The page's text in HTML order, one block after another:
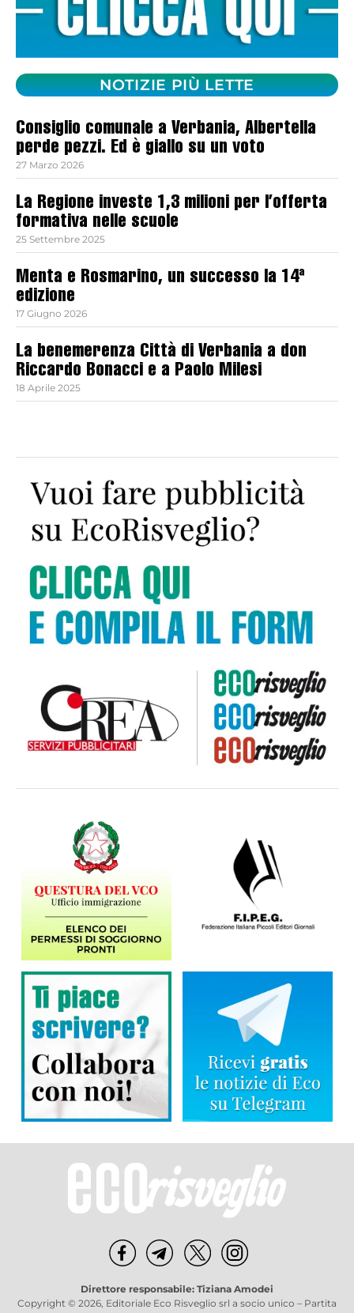
NOTIZIE PIÙ LETTE
Consiglio comunale a Verbania, Albertella
perde pezzi. Ed è giallo su un voto
27 Marzo 2026
La Regione investe 1,3 milioni per l’offerta
formativa nelle scuole
25 Settembre 2025
Menta e Rosmarino, un successo la 14ª
edizione
17 Giugno 2026
La benemerenza Città di Verbania a don
Riccardo Bonacci e a Paolo Milesi
18 Aprile 2025
Direttore responsabile: Tiziana Amodei
Copyright © 2026, Editoriale Eco Risveglio srl a socio unico – Partita